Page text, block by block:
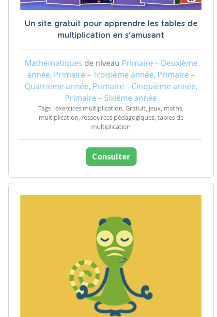
Un site gratuit pour apprendre les tables de
multiplication en s'amusant
Mathématiques de niveau Primaire – Deuxième
année, Primaire – Troisième année, Primaire –
Quatrième année, Primaire – Cinquième année,
Primaire – Sixième année
Tags : exercices multiplication, Gratuit, jeux, maths,
multiplication, ressources pédagogiques, tables de
multiplication
Consulter